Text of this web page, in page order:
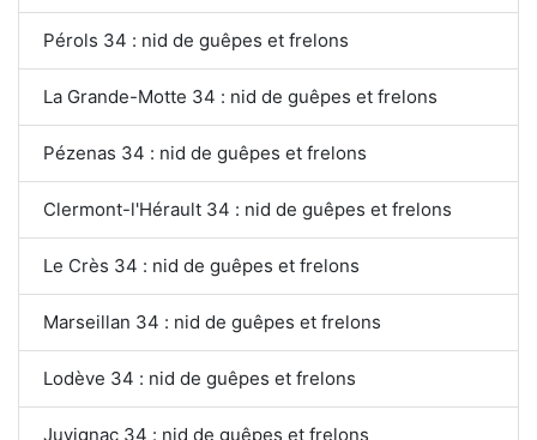
Pérols 34 : nid de guêpes et frelons
La Grande-Motte 34 : nid de guêpes et frelons
Pézenas 34 : nid de guêpes et frelons
Clermont-l'Hérault 34 : nid de guêpes et frelons
Le Crès 34 : nid de guêpes et frelons
Marseillan 34 : nid de guêpes et frelons
Lodève 34 : nid de guêpes et frelons
Juvignac 34 : nid de guêpes et frelons